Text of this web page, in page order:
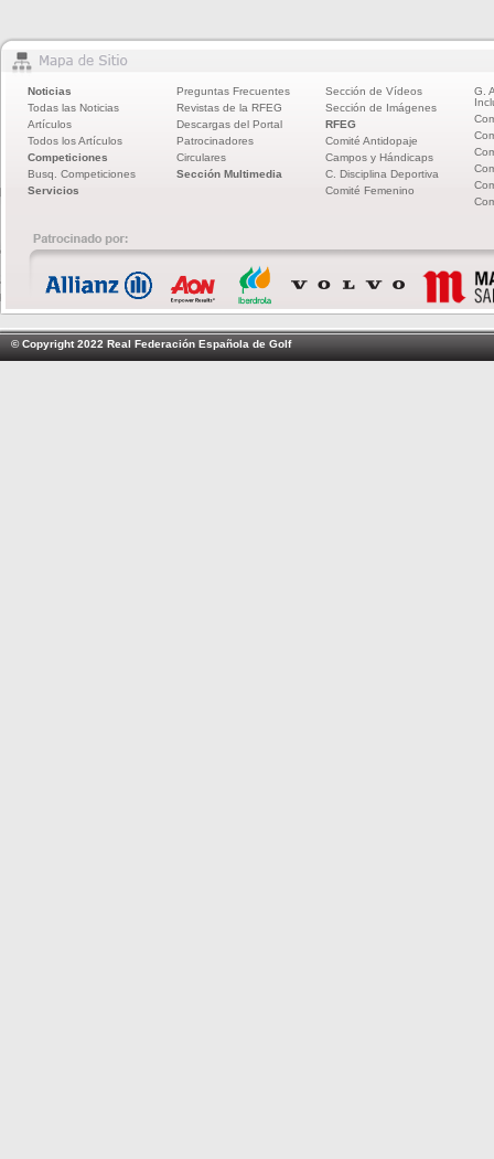
Noticias
Todas las Noticias
Artículos
Todos los Artículos
Competiciones
Busq. Competiciones
Servicios
Preguntas Frecuentes
Revistas de la RFEG
Descargas del Portal
Patrocinadores
Circulares
Sección Multimedia
Sección de Vídeos
Sección de Imágenes
RFEG
Comité Antidopaje
Campos y Hándicaps
C. Disciplina Deportiva
Comité Femenino
G.
© Copyright 2022 Real Federación Española de Golf